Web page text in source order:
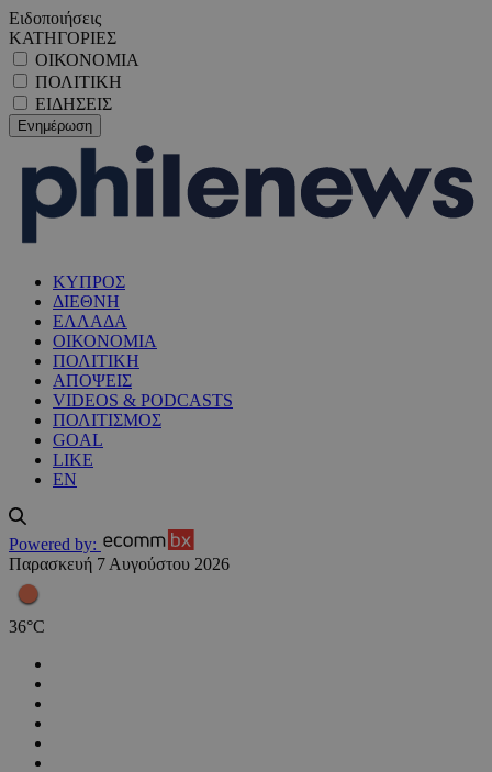
Ειδοποιήσεις
ΚΑΤΗΓΟΡΙΕΣ
ΟΙΚΟΝΟΜΙΑ
ΠΟΛΙΤΙΚΗ
ΕΙΔΗΣΕΙΣ
ΚΥΠΡΟΣ
ΔΙΕΘΝΗ
ΕΛΛΑΔΑ
ΟΙΚΟΝΟΜΙΑ
ΠΟΛΙΤΙΚΗ
ΑΠΟΨΕΙΣ
VIDEOS & PODCASTS
ΠΟΛΙΤΙΣΜΟΣ
GOAL
LIKE
EN
Powered by:
Παρασκευή 7 Αυγούστου 2026
36°C